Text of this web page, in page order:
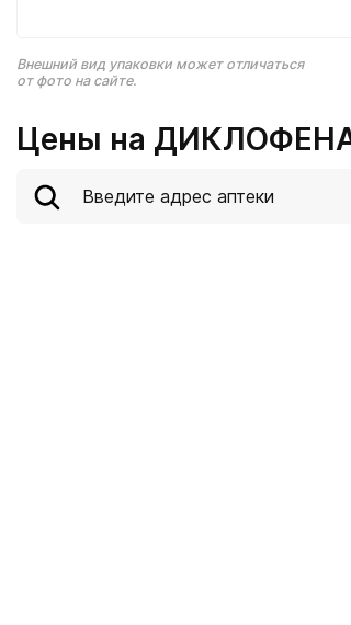
Внешний вид упаковки может отличаться
от фото на сайте.
Цены на